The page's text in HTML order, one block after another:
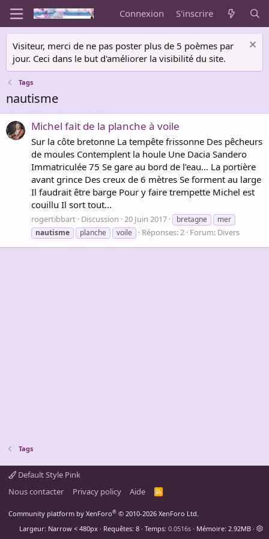
Connexion S'inscrire
Visiteur, merci de ne pas poster plus de 5 poèmes par
jour. Ceci dans le but d'améliorer la visibilité du site.
Tags
nautisme
Michel fait de la planche à voile
Sur la côte bretonne La tempête frissonne Des pêcheurs
de moules Contemplent la houle Une Dacia Sandero
Immatriculée 75 Se gare au bord de l’eau… La portière
avant grince Des creux de 6 mètres Se forment au large
Il faudrait être barge Pour y faire trempette Michel est
couillu Il sort tout...
rogertibbart Discussion 20 Juin 2017 bretagne
mer
nautisme
planche voile Réponses: 2 Forum: Divers
Tags
Default Style Pink
Nous contacter
Privacy policy Aide
R
Community platform by XenForo® © 2010-2026 XenForo Ltd.
Largeur
Requêtes 8 Temps 0.0516s Mémoire 2.92MB